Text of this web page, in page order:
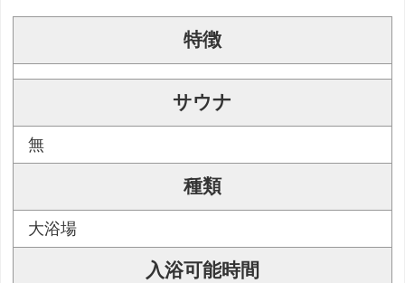
特徴
サウナ
無
種類
大浴場
入浴可能時間